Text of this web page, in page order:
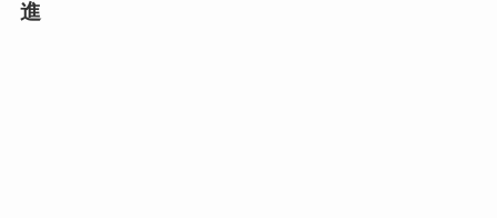
進